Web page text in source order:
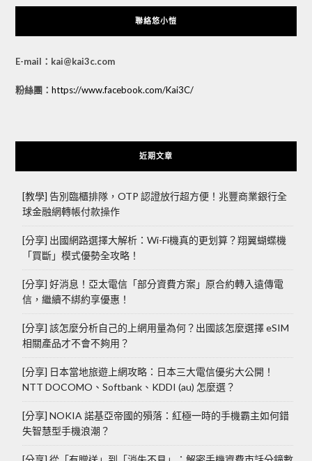
聯絡悠小愷
E-mail：kai@kai3c.com
粉絲團： https://www.facebook.com/Kai3C/
近期文章
[教學] 告別臨櫃排隊，OTP 認證放行超方便！兆豐商業銀行全
球金融網轉帳付款操作
[分享] 出國網路選擇大解析：Wi-Fi機真的更划算？翔翼蝴蝶機
「買斷」模式優勢全攻略！
[分享] 好消息！亞太電信「部分資費方案」原合約轉入遠傳電
信，繼續不綁約享優惠！
[分享] 該怎麼分析自己的上網用量為何？出國該怎麼選擇 eSIM
相關產品才不會不夠用？
[分享] 日本當地旅遊上網攻略：日本三大電信優劣大公開！
NTT DOCOMO、Softbank、KDDI (au) 怎麼選？
[分享] NOKIA 諾基亞帝國的殞落：紅極一時的手機霸主如何錯
失智慧型手機浪潮？